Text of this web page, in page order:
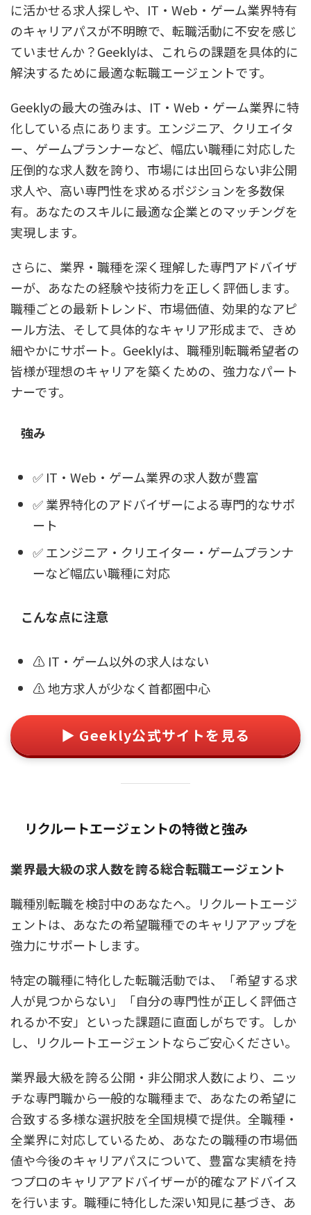
に活かせる求人探しや、IT・Web・ゲーム業界特有
のキャリアパスが不明瞭で、転職活動に不安を感じ
ていませんか？Geeklyは、これらの課題を具体的に
解決するために最適な転職エージェントです。
Geeklyの最大の強みは、IT・Web・ゲーム業界に特
化している点にあります。エンジニア、クリエイタ
ー、ゲームプランナーなど、幅広い職種に対応した
圧倒的な求人数を誇り、市場には出回らない非公開
求人や、高い専門性を求めるポジションを多数保
有。あなたのスキルに最適な企業とのマッチングを
実現します。
さらに、業界・職種を深く理解した専門アドバイザ
ーが、あなたの経験や技術力を正しく評価します。
職種ごとの最新トレンド、市場価値、効果的なアピ
ール方法、そして具体的なキャリア形成まで、きめ
細やかにサポート。Geeklyは、職種別転職希望者の
皆様が理想のキャリアを築くための、強力なパート
ナーです。
強み
✅ IT・Web・ゲーム業界の求人数が豊富
✅ 業界特化のアドバイザーによる専門的なサポ
ート
✅ エンジニア・クリエイター・ゲームプランナ
ーなど幅広い職種に対応
こんな点に注意
⚠️ IT・ゲーム以外の求人はない
⚠️ 地方求人が少なく首都圏中心
▶ Geekly公式サイトを見る
リクルートエージェントの特徴と強み
業界最大級の求人数を誇る総合転職エージェント
職種別転職を検討中のあなたへ。リクルートエージ
ェントは、あなたの希望職種でのキャリアアップを
強力にサポートします。
特定の職種に特化した転職活動では、「希望する求
人が見つからない」「自分の専門性が正しく評価さ
れるか不安」といった課題に直面しがちです。しか
し、リクルートエージェントならご安心ください。
業界最大級を誇る公開・非公開求人数により、ニッ
チな専門職から一般的な職種まで、あなたの希望に
合致する多様な選択肢を全国規模で提供。全職種・
全業界に対応しているため、あなたの職種の市場価
値や今後のキャリアパスについて、豊富な実績を持
つプロのキャリアアドバイザーが的確なアドバイス
を行います。職種に特化した深い知見に基づき、あ